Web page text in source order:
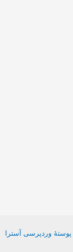
پوستهٔ وردپرسی آسترا